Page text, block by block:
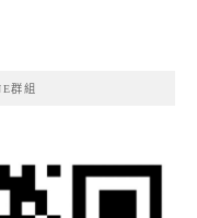
群組